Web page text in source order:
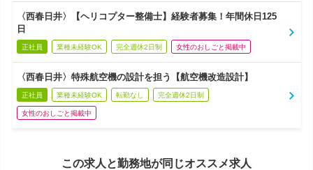
〈西春日井〉【ヘリコプター整備士】経験者募集！年間休日125
日
正社員 業種未経験OK 完全週休2日制 女性のおしごと掲載中
〈西春日井〉特殊航空機の設計を担う【航空機改造設計】
正社員 業種未経験OK 転勤なし 完全週休2日制
女性のおしごと掲載中
この求人と勤務地が同じオススメ求人